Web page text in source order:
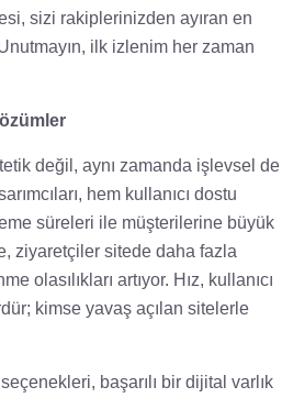
sizi rakiplerinizden ayıran en
ilk izlenim her zaman
değil, aynı zamanda işlevsel de
hem kullanıcı dostu
süreleri ile müşterilerine büyük
ziyaretçiler sitede daha fazla
olasılıkları artıyor. Hız, kullanıcı
kimse yavaş açılan sitelerle
başarılı bir dijital varlık